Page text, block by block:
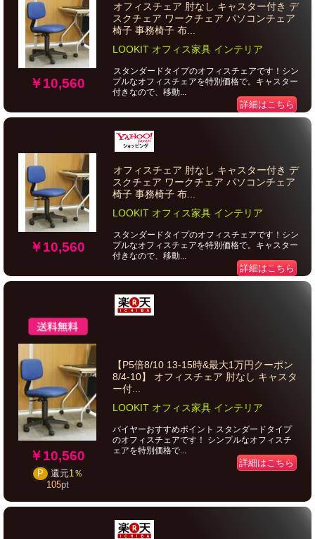
￥10,560
オフィスチェア 肘なし キャスター付き デ
スクチェア ワークチェア パソコンチェア
椅子 事務椅子 布...
LOOKIT オフィス家具 インテリア
スタンダードタイプのオフィスチェアです！シン
プルなオフィスチェアを特別価格で。キャスター
付きなので、移動...
詳細はこちら
￥10,560
オフィスチェア 肘なし キャスター付き デ
スクチェア ワークチェア パソコンチェア
椅子 事務椅子 布...
LOOKIT オフィス家具 インテリア
スタンダードタイプのオフィスチェアです！シン
プルなオフィスチェアを特別価格で。キャスター
付きなので、移動...
詳細はこちら
￥10,560
P 還元1％
105pt
【P5倍8/10 13-15時&最大1万円クーポン
8/4-10】 オフィスチェア 肘なし キャスタ
ー付...
LOOKIT オフィス家具 インテリア
バイヤーおすすめポイント スタンダードタイプ
のオフィスチェアです！ シンプルなオフィスチ
ェアを特別価格で...
詳細はこちら